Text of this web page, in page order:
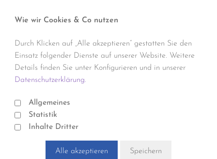
Wie wir Cookies & Co nutzen
Durch Klicken auf „Alle akzeptieren“ gestatten Sie den
Einsatz folgender Dienste auf unserer Website. Weitere
Details finden Sie unter Konfigurieren und in unserer
Datenschutzerklärung.
Allgemeines
Statistik
Inhalte Dritter
Alle akzeptieren Speichern